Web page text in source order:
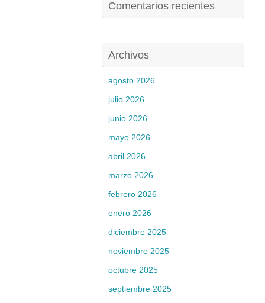
Comentarios recientes
Archivos
agosto 2026
julio 2026
junio 2026
mayo 2026
abril 2026
marzo 2026
febrero 2026
enero 2026
diciembre 2025
noviembre 2025
octubre 2025
septiembre 2025